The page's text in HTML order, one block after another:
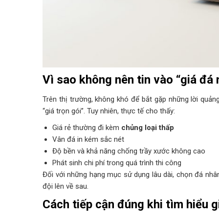
Vì sao không nên tin vào “giá đá
Trên thị trường, không khó để bắt gặp những lời
“giá trọn gói”. Tuy nhiên, thực tế cho thấy:
Giá rẻ thường đi kèm chủng loại thấp
Vân đá in kém sắc nét
Độ bền và khả năng chống trầy xước không cao
Phát sinh chi phí trong quá trình thi công
Đối với những hạng mục sử dụng lâu dài, chọn đá
đội lên về sau.
Cách tiếp cận đúng khi tìm hiểu